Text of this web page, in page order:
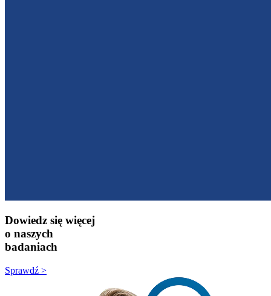
Dowiedz się więcej
o naszych
badaniach
Sprawdź >